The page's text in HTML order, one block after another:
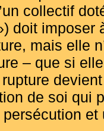
collectif
doit imposer
mais elle
– que si
de soi qui